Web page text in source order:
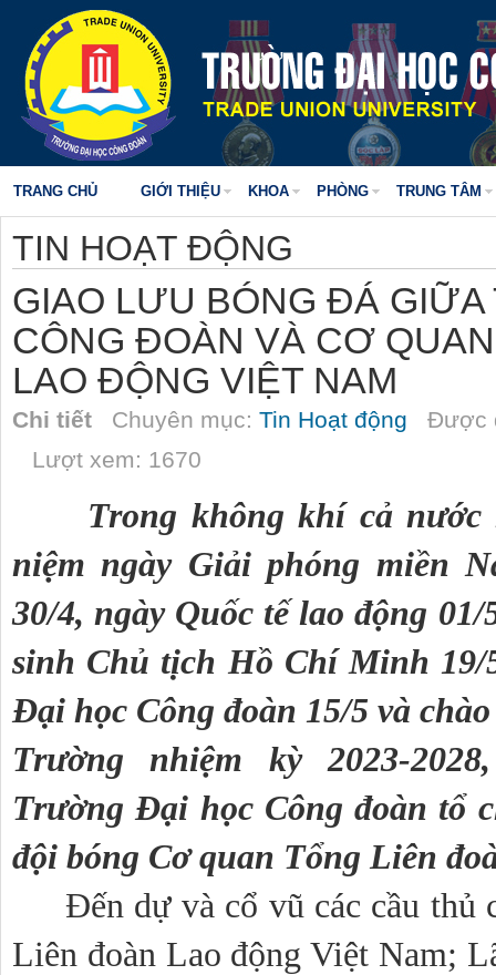
TRANG CHỦ GIỚI THIỆU KHOA PHÒNG TRUNG TÂM
TIN HOẠT ĐỘNG
GIAO LƯU BÓNG ĐÁ
CÔNG ĐOÀN VÀ CƠ
LAO ĐỘNG VIỆT NAM
Chi tiết Chuyên mục: Tin Hoạt động Được
Lượt xem: 1670
Trong không khí cả
niệm ngày Giải phóng miền
30/4, ngày Quốc tế lao động
sinh Chủ tịch Hồ Chí Minh
Đại học Công đoàn 15/5 và
Trường nhiệm kỳ 2023-
Trường Đại học Công đoàn tổ
đội bóng Cơ quan Tổng Liên
Đến dự và cổ vũ các cầu thủ
Liên đoàn Lao động Việt Nam;